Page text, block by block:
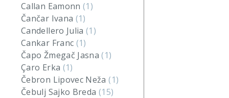
Callan Eamonn(1)
Čančar Ivana (1)
Candellero Julia(1)
Cankar Franc (1)
Čapo Žmegač Jasna(1)
Çaro Erka (1)
Čebron Lipovec Neža(1)
Čebulj Sajko Breda (15)